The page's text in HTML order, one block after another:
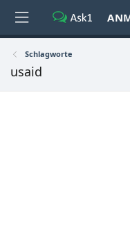
Schlagworte
usaid